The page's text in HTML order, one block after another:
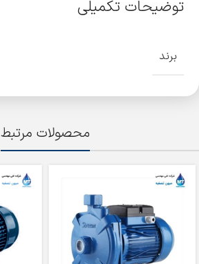
توضیحات تکمیلی
برند
محصولات مرتبط